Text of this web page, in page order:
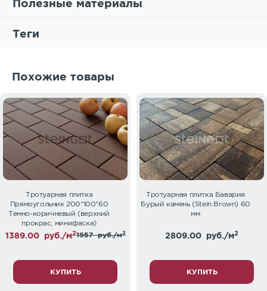
Полезные материалы
Теги
Похожие товары
Тротуарная плитка
Прямоугольник 200*100*60
Темно-коричневый (верхний
прокрас, минифаска)
1389.00 руб./м21957руб./м2
КУПИТЬ
Тротуарная плитка Бавария
Бурый камень (Stein Brown) 60
мм
2809.00 руб./м2
КУПИТЬ